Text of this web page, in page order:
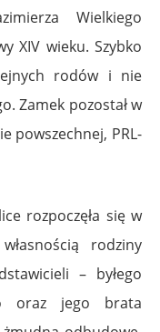
Wielkiego
XIV wieku. Szybko
rodów i nie
Zamek pozostał w
powszechnej, PRL-
rozpoczęła się w
rodziny
– byłego
oraz jego brata